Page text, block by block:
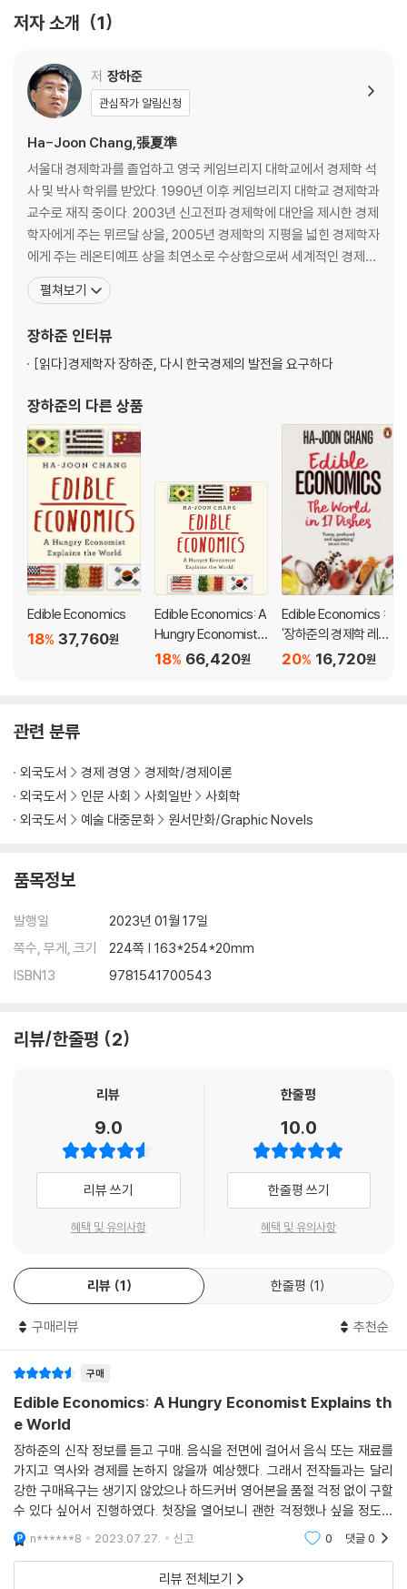
pices up a great kitchen to the often too-disciplined subj
ect of economics
global economics. But this intellectual monoculture is bland an
d unhealthy.
Bestselling author and economist Ha-Joon Chang makes chall
enging economic ideas delicious by plating them alongside st
ories about food from around the world, using the diverse hist
ories behind familiar food items to explore economic theory. F
or Chang, chocolate is a lifelong addiction, but more exciting a
ies; and while okra makes Southern gumbo heart-meltingly s
mooth, it also speaks of capitalism’s entangled relationship wi
Myth-busting, witty, and thought-provoking, Edible Economic
s serves up a feast of bold ideas about globalization, climate
change, immigration, austerity, automation, and why carrots n
eed not be orange. It shows that getting to grips with the eco
nomy is like learning a recipe: when we understand it, we can a
dapt and improve it―and better understand our world.
저자 소개 1
저 장하준
관심작가 알림신청
Ha-Joon Chang,張夏準
서울대 경제학과를 졸업하고 영국 케임브리지 대학교에서 경제학 석
사 및 박사 학위를 받았다. 1990년 이후 케임브리지 대학교 경제학과
교수로 재직 중이다. 2003년 신고전파 경제학에 대안을 제시한 경제
학자에게 주는 뮈르달 상을, 2005년 경제학의 지평을 넓힌 경제학자
에게 주는 레온티예프 상을 최연소로 수상함으로써 세계적인 경제학
자로 명성을 얻었다. 2014년에는 영국의 정치 평론지 《프로스펙트P
ROSPECT》가 매년 선정하는 ‘올해의 사상가 50인’ 중 9위에 오르
User’s Guide》, 《그들이 말하
펼쳐보기
장하준 인터뷰
[읽다]경제학자 장하준, 다시 한국경제의 발전을 요구하다
장하준의 다른 상품
Edible Economics
37,760원
18%
Edible Economics: A
Hungry Economist E
xplains the World
66,420원
18%
Edible Economics :
'장하준의 경제학 레시
피' 원서16,720원
20%
관련 분류
외국도서 경제 경영
경제학/경제이론
외국도서
인문 사회 사회일반
사회학
외국도서
예술 대중문화 원서만화/Graphic Novels
품목정보
발행일
2023년 01월 17일
쪽수, 무게, 크기
224쪽 | 163*254*20mm
ISBN13
9781541700543
리뷰/한줄평 2
리뷰
9.0
리뷰 쓰기
혜택 및 유의사항
한줄평
10.0
한줄평 쓰기
혜택 및 유의사항
리뷰 1 한줄평 1
구매리뷰 추천순
구매
Edible Economics: A Hungry Economist Explains th
e World
장하준의 신작 정보를 듣고 구매. 음식을 전면에 걸어서 음식 또는 재료를
가지고 역사와 경제를 논하지 않을까 예상했다. 그래서 전작들과는 달리
강한 구매욕구는 생기지 않았으나 하드커버 영어본을 품절 걱정 없이 구할
수 있다 싶어서 진행하였다. 첫장을 열어보니 괜한 걱정했나 싶을 정도로
쉽고 재밌게 변함없는 장하준의 경제강의를 읽을 수 있다. 도대체 그 음식
들이 어떻게
n******8 2023.07.27. 신고 0 댓글0
리뷰 전체보기